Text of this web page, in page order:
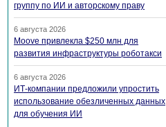
группу по ИИ и авторскому праву
6 августа 2026
Moove привлекла $250 млн для
развития инфраструктуры роботакси
6 августа 2026
ИТ-компании предложили упростить
использование обезличенных данных
для обучения ИИ